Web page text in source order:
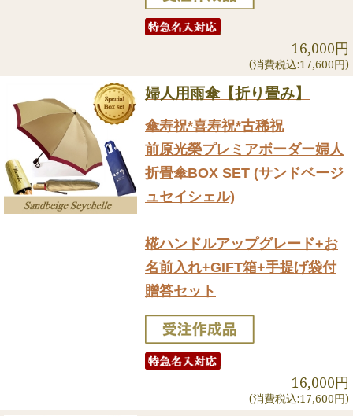
16,000円
(消費税込:17,600円)
婦人用雨傘【折り畳み】
傘寿祝*喜寿祝*古稀祝
前原光榮プレミアボーダー婦人
折畳傘BOX SET (サンドベージ
ュセイシェル)
椛ハンドルアップグレード+お
名前入れ+GIFT箱+手提げ袋付
贈答セット
16,000円
(消費税込:17,600円)